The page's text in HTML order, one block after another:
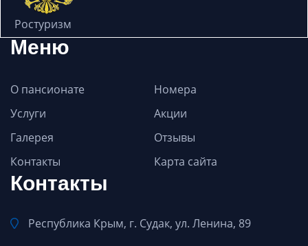
Ростуризм
Меню
О пансионате
Номера
Услуги
Акции
Галерея
Отзывы
Контакты
Карта сайта
Контакты
Республика Крым, г. Судак, ул. Ленина, 89